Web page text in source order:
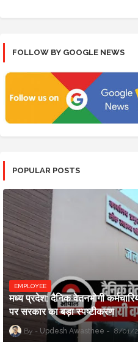
FOLLOW BY GOOGLE NEWS
POPULAR POSTS
EMPLOYEE
मध्य प्रदेश: दैनिक वेतनभोगी
पर सरकार का बड़ा स्पष्टीकरण
Updesh Awasthee 8/01/